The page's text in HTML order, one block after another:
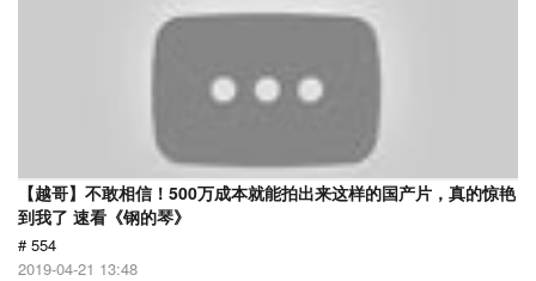
【越哥】不敢相信！500万成本就能拍出来这样的国产片，真的惊艳
到我了 速看《钢的琴》
# 554
2019-04-21 13:48